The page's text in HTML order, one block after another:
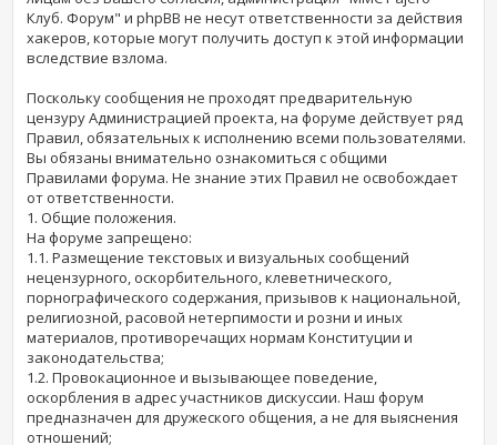
Клуб. Форум" и phpBB не несут ответственности за действия
хакеров, которые могут получить доступ к этой информации
вследствие взлома.
Поскольку сообщения не проходят предварительную
цензуру Администрацией проекта, на форуме действует ряд
Правил, обязательных к исполнению всеми пользователями.
Вы обязаны внимательно ознакомиться с общими
Правилами форума. Не знание этих Правил не освобождает
от ответственности.
1. Общие положения.
На форуме запрещено:
1.1. Размещение текстовых и визуальных сообщений
нецензурного, оскорбительного, клеветнического,
порнографического содержания, призывов к национальной,
религиозной, расовой нетерпимости и розни и иных
материалов, противоречащих нормам Конституции и
законодательства;
1.2. Провокационное и вызывающее поведение,
оскорбления в адрес участников дискуссии. Наш форум
предназначен для дружеского общения, а не для выяснения
отношений;